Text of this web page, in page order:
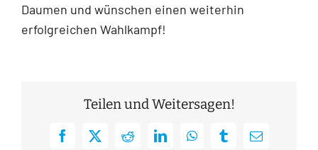
Daumen und wünschen einen weiterhin
erfolgreichen Wahlkampf!
Teilen und Weitersagen!
Facebook
X RedditLinkedInWhatsAppTumblrE-